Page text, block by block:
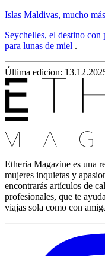
Islas Maldivas, mucho
Seychelles, el destino con
para lunas de miel .
Última edicion:
Etheria Magazine es una
mujeres inquietas y
encontrarás artículos de
profesionales, que te
viajas sola como con